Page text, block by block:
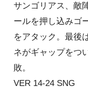
サンゴリアス、敵
ールを押し込みゴ
をアタック。最後
ネがギャップをつ
敗。
VER 14-24 SNG